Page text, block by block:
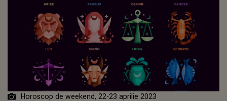
Horoscop de weekend, 22-23 aprilie 2023